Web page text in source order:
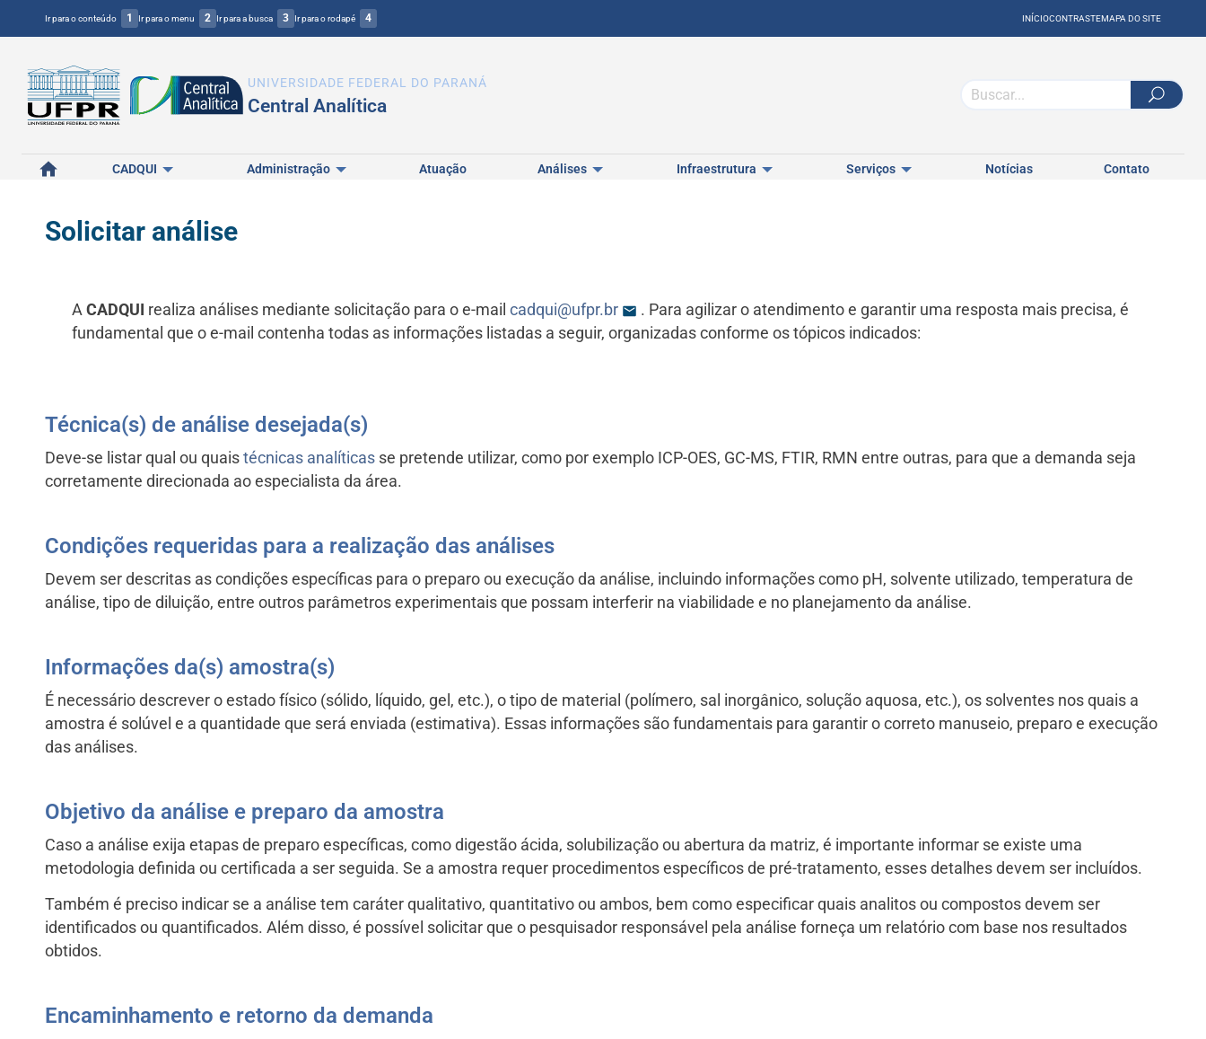
Ir para o conteúdo 1 Ir para o menu 2 Ir para a busca 3 Ir para o rodapé 4 INÍCIOCONTRASTEMAPA DO SITE
UNIVERSIDADE FEDERAL DO PARANÁ
Central Analítica
Início CADQUI Administração Atuação Análises Infraestrutura Serviços Notícias Contato
Solicitar análise
A CADQUI realiza análises mediante solicitação para o e-mail cadqui@ufpr.br
. Para agilizar o atendimento e garantir uma resposta mais precisa, é
fundamental que o e-mail contenha todas as informações listadas a seguir, organizadas conforme os tópicos indicados:
Técnica(s) de análise desejada(s)
Deve-se listar qual ou quais técnicas analíticasse pretende utilizar, como por exemplo ICP-OES, GC-MS, FTIR, RMN entre outras, para que a demanda seja
corretamente direcionada ao especialista da área.
Condições requeridas para a realização das análises
Devem ser descritas as condições específicas para o preparo ou execução da análise, incluindo informações como pH, solvente utilizado, temperatura de
análise, tipo de diluição, entre outros parâmetros experimentais que possam interferir na viabilidade e no planejamento da análise.
Informações da(s) amostra(s)
É necessário descrever o estado físico (sólido, líquido, gel, etc.), o tipo de material (polímero, sal inorgânico, solução aquosa, etc.), os solventes nos quais a
amostra é solúvel e a quantidade que será enviada (estimativa). Essas informações são fundamentais para garantir o correto manuseio, preparo e execução
das análises.
Objetivo da análise e preparo da amostra
Caso a análise exija etapas de preparo específicas, como digestão ácida, solubilização ou abertura da matriz, é importante informar se existe uma
metodologia definida ou certificada a ser seguida. Se a amostra requer procedimentos específicos de pré-tratamento, esses detalhes devem ser incluídos.
Também é preciso indicar se a análise tem caráter qualitativo, quantitativo ou ambos, bem como especificar quais analitos ou compostos devem ser
identificados ou quantificados. Além disso, é possível solicitar que o pesquisador responsável pela análise forneça um relatório com base nos resultados
obtidos.
Encaminhamento e retorno da demanda